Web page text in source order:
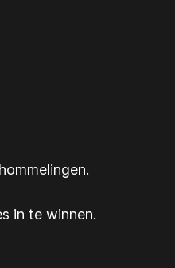
in te winnen.